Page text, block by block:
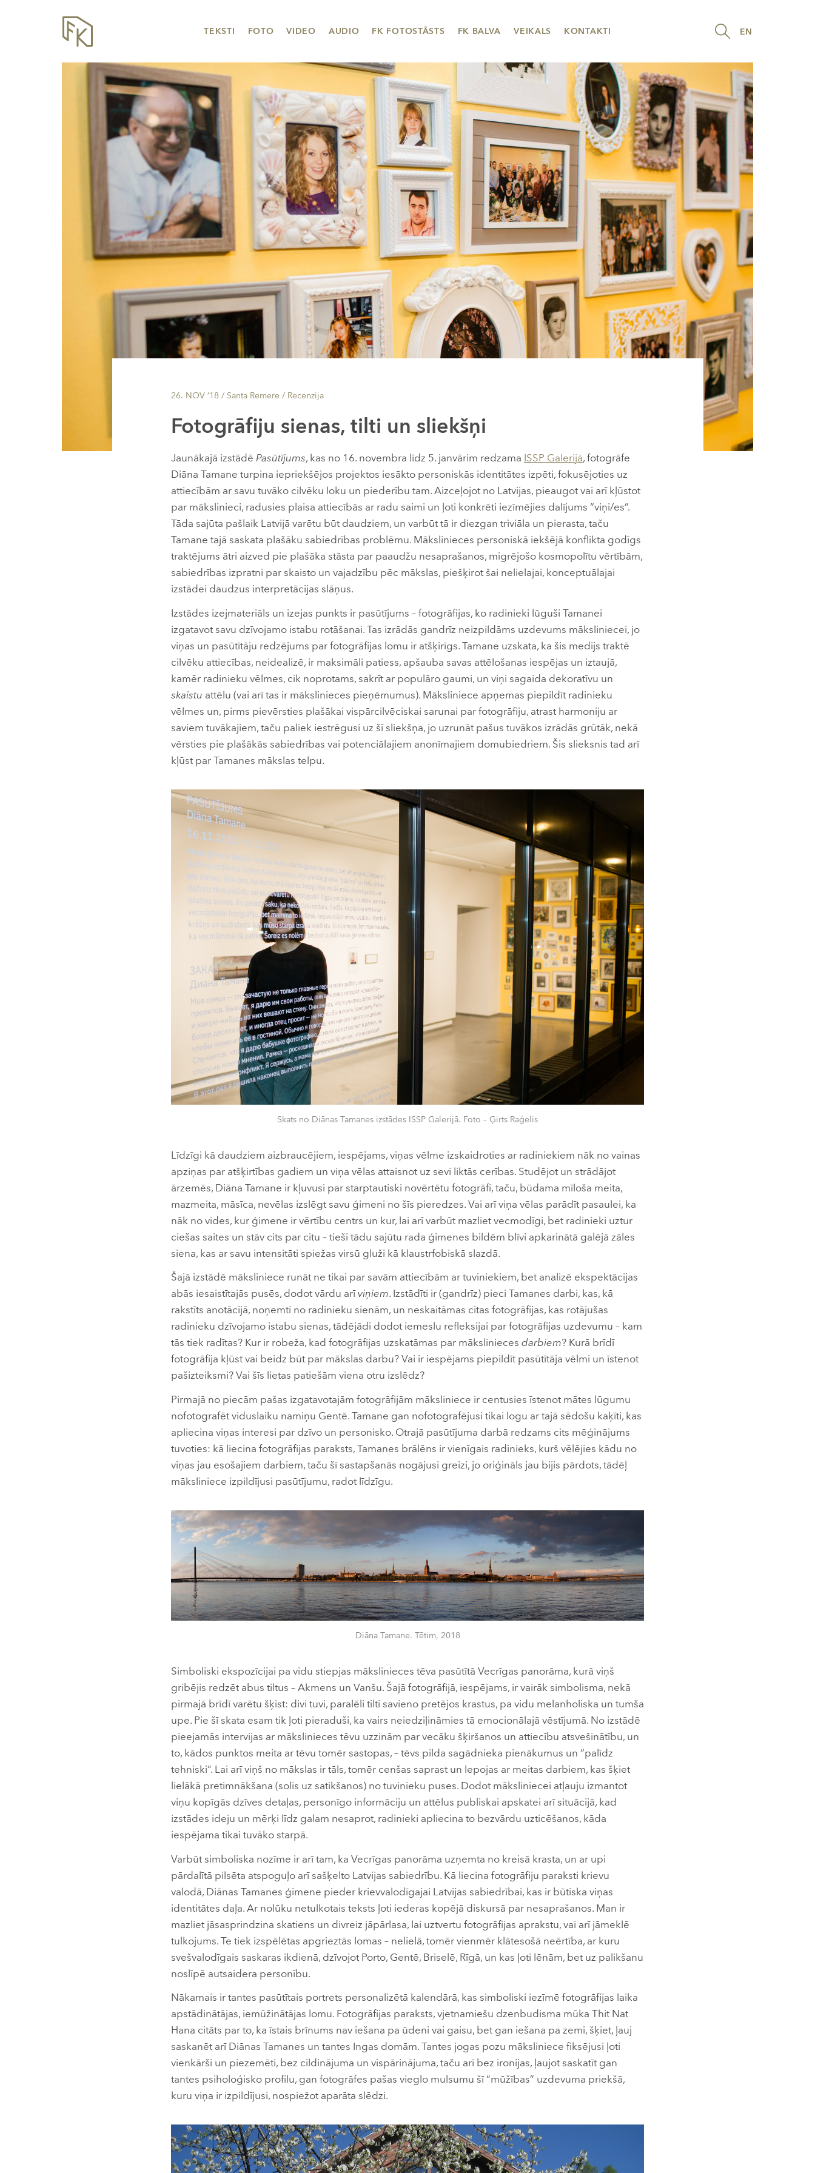
EN
TEKSTI FOTO VIDEO AUDIO FK FOTOSTĀSTS FK BALVA VEIKALS KONTAKTI
26. NOV ’18 / Santa Remere / Recenzija
Fotogrāfiju sienas, tilti un sliekšņi
Jaunākajā izstādē Pasūtījums, kas no 16. novembra līdz 5. janvārim redzama ISSP Galerijā, fotogrāfe
Diāna Tamane turpina iepriekšējos projektos iesākto personiskās identitātes izpēti, fokusējoties uz
attiecībām ar savu tuvāko cilvēku loku un piederību tam. Aizceļojot no Latvijas, pieaugot vai arī kļūstot
par mākslinieci, radusies plaisa attiecībās ar radu saimi un ļoti konkrēti iezīmējies dalījums “viņi/es”.
Tāda sajūta pašlaik Latvijā varētu būt daudziem, un varbūt tā ir diezgan triviāla un pierasta, taču
Tamane tajā saskata plašāku sabiedrības problēmu. Mākslinieces personiskā iekšējā konflikta godīgs
traktējums ātri aizved pie plašāka stāsta par paaudžu nesaprašanos, migrējošo kosmopolītu vērtībām,
sabiedrības izpratni par skaisto un vajadzību pēc mākslas, piešķirot šai nelielajai, konceptuālajai
izstādei daudzus interpretācijas slāņus.
Izstādes izejmateriāls un izejas punkts ir pasūtījums – fotogrāfijas, ko radinieki lūguši Tamanei
izgatavot savu dzīvojamo istabu rotāšanai. Tas izrādās gandrīz neizpildāms uzdevums māksliniecei, jo
viņas un pasūtītāju redzējums par fotogrāfijas lomu ir atšķirīgs. Tamane uzskata, ka šis medijs traktē
cilvēku attiecības, neidealizē, ir maksimāli patiess, apšauba savas attēlošanas iespējas un iztaujā,
kamēr radinieku vēlmes, cik noprotams, sakrīt ar populāro gaumi, un viņi sagaida dekoratīvu un
skaistu attēlu (vai arī tas ir mākslinieces pieņēmumus). Māksliniece apņemas piepildīt radinieku
vēlmes un, pirms pievērsties plašākai vispārcilvēciskai sarunai par fotogrāfiju, atrast harmoniju ar
saviem tuvākajiem, taču paliek iestrēgusi uz šī sliekšņa, jo uzrunāt pašus tuvākos izrādās grūtāk, nekā
vērsties pie plašākās sabiedrības vai potenciālajiem anonīmajiem domubiedriem. Šis slieksnis tad arī
kļūst par Tamanes mākslas telpu.
Skats no Diānas Tamanes izstādes ISSP Galerijā. Foto – Ģirts Raģelis
Līdzīgi kā daudziem aizbraucējiem, iespējams, viņas vēlme izskaidroties ar radiniekiem nāk no vainas
apziņas par atšķirtības gadiem un viņa vēlas attaisnot uz sevi liktās cerības. Studējot un strādājot
ārzemēs, Diāna Tamane ir kļuvusi par starptautiski novērtētu fotogrāfi, taču, būdama mīloša meita,
mazmeita, māsīca, nevēlas izslēgt savu ģimeni no šīs pieredzes. Vai arī viņa vēlas parādīt pasaulei, ka
nāk no vides, kur ģimene ir vērtību centrs un kur, lai arī varbūt mazliet vecmodīgi, bet radinieki uztur
ciešas saites un stāv cits par citu – tieši tādu sajūtu rada ģimenes bildēm blīvi apkarinātā galējā zāles
siena, kas ar savu intensitāti spiežas virsū gluži kā klaustrfobiskā slazdā.
Šajā izstādē māksliniece runāt ne tikai par savām attiecībām ar tuviniekiem, bet analizē ekspektācijas
abās iesaistītajās pusēs, dodot vārdu arīviņiem. Izstādīti ir (gandrīz) pieci Tamanes darbi, kas, kā
rakstīts anotācijā, noņemti no radinieku sienām, un neskaitāmas citas fotogrāfijas, kas rotājušas
radinieku dzīvojamo istabu sienas, tādējādi dodot iemeslu refleksijai par fotogrāfijas uzdevumu – kam
tās tiek radītas? Kur ir robeža, kad fotogrāfijas uzskatāmas par mākslinieces darbiem? Kurā brīdī
fotogrāfija kļūst vai beidz būt par mākslas darbu? Vai ir iespējams piepildīt pasūtītāja vēlmi un īstenot
pašizteiksmi? Vai šīs lietas patiešām viena otru izslēdz?
Pirmajā no piecām pašas izgatavotajām fotogrāfijām māksliniece ir centusies īstenot mātes lūgumu
nofotografēt viduslaiku namiņu Gentē. Tamane gan nofotografējusi tikai logu ar tajā sēdošu kaķīti, kas
apliecina viņas interesi par dzīvo un personisko. Otrajā pasūtījuma darbā redzams cits mēģinājums
tuvoties: kā liecina fotogrāfijas paraksts, Tamanes brālēns ir vienīgais radinieks, kurš vēlējies kādu no
viņas jau esošajiem darbiem, taču šī sastapšanās nogājusi greizi, jo oriģināls jau bijis pārdots, tādēļ
māksliniece izpildījusi pasūtījumu, radot līdzīgu.
Diāna Tamane. Tētim, 2018
Simboliski ekspozīcijai pa vidu stiepjas mākslinieces tēva pasūtītā Vecrīgas panorāma, kurā viņš
gribējis redzēt abus tiltus – Akmens un Vanšu. Šajā fotogrāfijā, iespējams, ir vairāk simbolisma, nekā
pirmajā brīdī varētu šķist: divi tuvi, paralēli tilti savieno pretējos krastus, pa vidu melanholiska un tumša
upe. Pie šī skata esam tik ļoti pieraduši, ka vairs neiedziļināmies tā emocionālajā vēstījumā. No izstādē
pieejamās intervijas ar mākslinieces tēvu uzzinām par vecāku šķiršanos un attiecību atsvešinātību, un
to, kādos punktos meita ar tēvu tomēr sastopas, – tēvs pilda sagādnieka pienākumus un “palīdz
tehniski”. Lai arī viņš no mākslas ir tāls, tomēr cenšas saprast un lepojas ar meitas darbiem, kas šķiet
lielākā pretimnākšana (solis uz satikšanos) no tuvinieku puses. Dodot māksliniecei atļauju izmantot
viņu kopīgās dzīves detaļas, personīgo informāciju un attēlus publiskai apskatei arī situācijā, kad
izstādes ideju un mērķi līdz galam nesaprot, radinieki apliecina to bezvārdu uzticēšanos, kāda
iespējama tikai tuvāko starpā.
Varbūt simboliska nozīme ir arī tam, ka Vecrīgas panorāma uzņemta no kreisā krasta, un ar upi
pārdalītā pilsēta atspoguļo arī sašķelto Latvijas sabiedrību. Kā liecina fotogrāfiju paraksti krievu
valodā, Diānas Tamanes ģimene pieder krievvalodīgajai Latvijas sabiedrībai, kas ir būtiska viņas
identitātes daļa. Ar nolūku netulkotais teksts ļoti iederas kopējā diskursā par nesaprašanos. Man ir
mazliet jāsasprindzina skatiens un divreiz jāpārlasa, lai uztvertu fotogrāfijas aprakstu, vai arī jāmeklē
tulkojums. Te tiek izspēlētas apgrieztās lomas – nelielā, tomēr vienmēr klātesošā neērtība, ar kuru
svešvalodīgais saskaras ikdienā, dzīvojot Porto, Gentē, Briselē, Rīgā, un kas ļoti lēnām, bet uz palikšanu
noslīpē autsaidera personību.
Nākamais ir tantes pasūtītais portrets personalizētā kalendārā, kas simboliski iezīmē fotogrāfijas laika
apstādinātājas, iemūžinātājas lomu. Fotogrāfijas paraksts, vjetnamiešu dzenbudisma mūka Thit Nat
Hana citāts par to, ka īstais brīnums nav iešana pa ūdeni vai gaisu, bet gan iešana pa zemi, šķiet, ļauj
saskanēt arī Diānas Tamanes un tantes Ingas domām. Tantes jogas pozu māksliniece fiksējusi ļoti
vienkārši un piezemēti, bez cildinājuma un vispārinājuma, taču arī bez ironijas, ļaujot saskatīt gan
tantes psiholoģisko profilu, gan fotogrāfes pašas vieglo mulsumu šī “mūžības” uzdevuma priekšā,
kuru viņa ir izpildījusi, nospiežot aparāta slēdzi.